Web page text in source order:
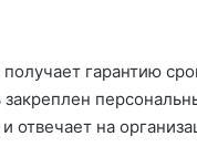
гарантию
отвечает на